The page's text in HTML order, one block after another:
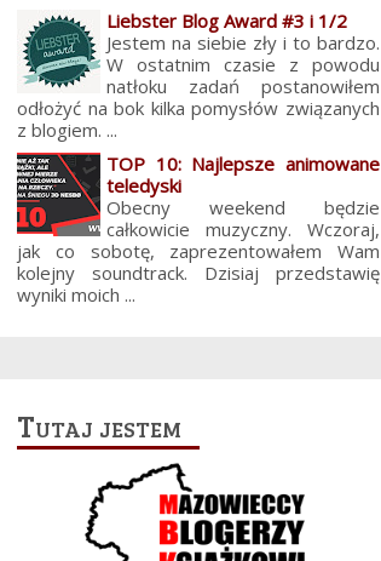
Liebster Blog Award #3 i 1/2
Jestem na siebie zły i to bardzo.
W ostatnim czasie z powodu
natłoku zadań postanowiłem
odłożyć na bok kilka pomysłów związanych
z blogiem. ...
TOP 10: Najlepsze animowane
teledyski
Obecny weekend będzie
całkowicie muzyczny. Wczoraj,
jak co sobotę, zaprezentowałem Wam
kolejny soundtrack. Dzisiaj przedstawię
wyniki moich ...
Tutaj jestem